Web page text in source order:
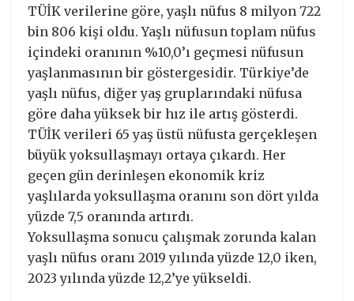
TÜİK verilerine göre, yaşlı nüfus 8 milyon 722
bin 806 kişi oldu. Yaşlı nüfusun toplam nüfus
içindeki oranının %10,0’ı geçmesi nüfusun
yaşlanmasının bir göstergesidir. Türkiye’de
yaşlı nüfus, diğer yaş gruplarındaki nüfusa
göre daha yüksek bir hız ile artış gösterdi.
TÜİK verileri 65 yaş üstü nüfusta gerçekleşen
büyük yoksullaşmayı ortaya çıkardı. Her
geçen gün derinleşen ekonomik kriz
yaşlılarda yoksullaşma oranını son dört yılda
yüzde 7,5 oranında artırdı.
Yoksullaşma sonucu çalışmak zorunda kalan
yaşlı nüfus oranı 2019 yılında yüzde 12,0 iken,
2023 yılında yüzde 12,2’ye yükseldi.